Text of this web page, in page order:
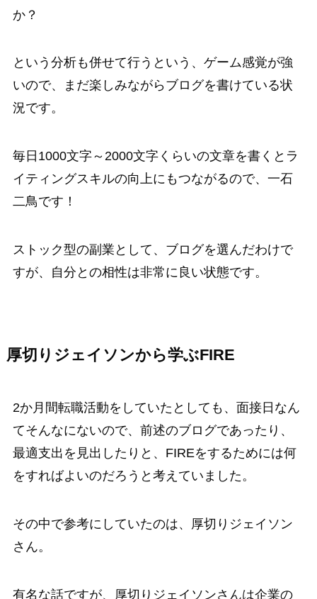
か？
という分析も併せて行うという、ゲーム感覚が強
いので、まだ楽しみながらブログを書けている状
況です。
毎日1000文字～2000文字くらいの文章を書くとラ
イティングスキルの向上にもつながるので、一石
二鳥です！
ストック型の副業として、ブログを選んだわけで
すが、自分との相性は非常に良い状態です。
厚切りジェイソンから学ぶFIRE
2か月間転職活動をしていたとしても、面接日なん
てそんなにないので、前述のブログであったり、
最適支出を見出したりと、FIREをするためには何
をすればよいのだろうと考えていました。
その中で参考にしていたのは、厚切りジェイソン
さん。
有名な話ですが、厚切りジェイソンさんは企業の